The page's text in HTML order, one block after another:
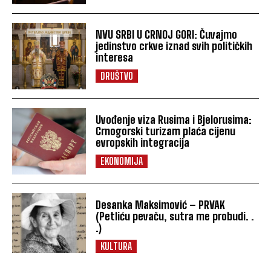
NVU SRBI U CRNOJ GORI: Čuvajmo
jedinstvo crkve iznad svih političkih
interesa
DRUŠTVO
Uvođenje viza Rusima i Bjelorusima:
Crnogorski turizam plaća cijenu
evropskih integracija
EKONOMIJA
Desanka Maksimović – PRVAK
(Petliću pevaču, sutra me probudi. .
.)
KULTURA